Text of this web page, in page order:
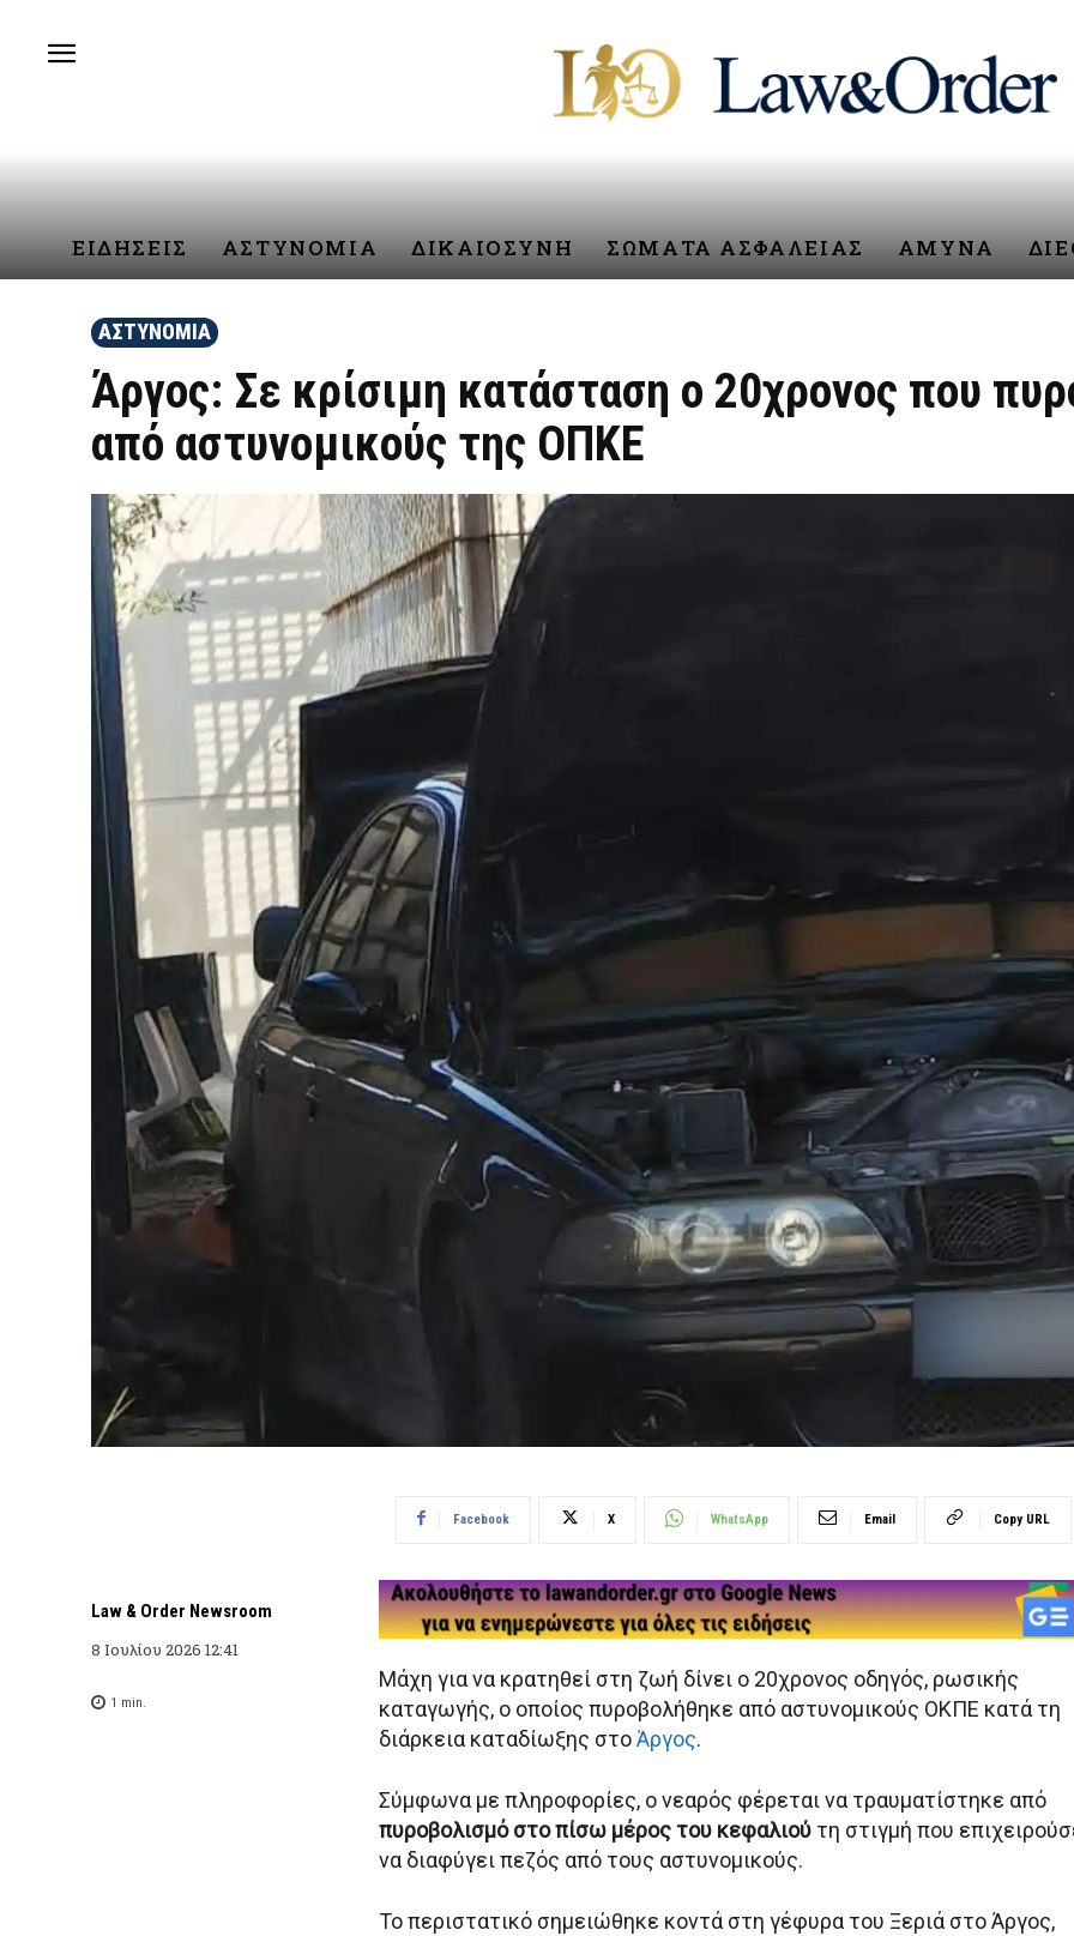
ΕΙΔΗΣΕΙΣ ΑΣΤΥΝΟΜΙΑ ΔΙΚΑΙΟΣΥΝΗ ΣΩΜΑΤΑ ΑΣΦΑΛΕΙΑΣ ΑΜΥΝΑ
ΑΣΤΥΝΟΜΙΑ
Άργος: Σε κρίσιμη κατάσταση ο 20χρονος που
από αστυνομικούς της ΟΠΚΕ
Law & Order Newsroom
8 Ιουλίου 2026 12:41
1 min.
Facebook X WhatsApp Email Copy URL
Μάχη για να κρατηθεί στη ζωή δίνει ο 20χρονος οδηγός, ρωσικής
καταγωγής, ο οποίος πυροβολήθηκε από αστυνομικούς ΟΚΠΕ κατά τη
διάρκεια καταδίωξης στοΆργος.
Σύμφωνα με πληροφορίες, ο νεαρός φέρεται να τραυματίστηκε από
πυροβολισμό στο πίσω μέρος του κεφαλιού τη στιγμή που
να διαφύγει πεζός από τους αστυνομικούς.
Το περιστατικό σημειώθηκε κοντά στη γέφυρα του Ξεριά στο Άργος,